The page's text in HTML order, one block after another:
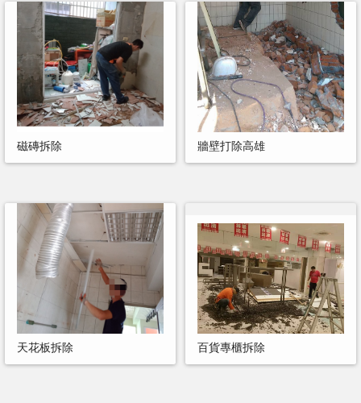
磁磚拆除 牆壁打除高雄
天花板拆除 百貨專櫃拆除